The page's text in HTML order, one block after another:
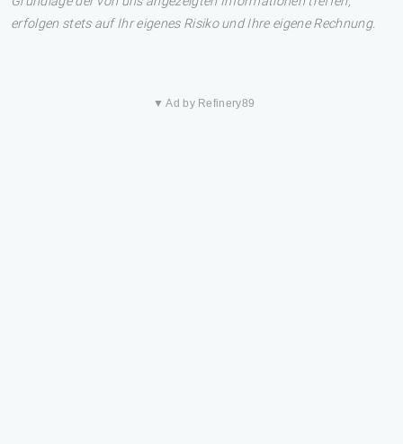
erfolgen stets auf Ihr eigenes Risiko und Ihre eigene Rechnung.
▼ Ad by Refinery89